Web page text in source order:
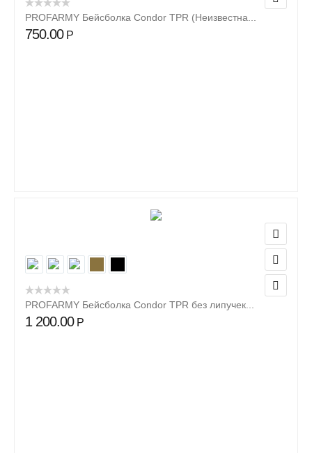
PROFARMY Бейсболка Condor TPR (Неизвестна...
750.00 Р
PROFARMY Бейсболка Condor TPR без липучек...
1 200.00 Р